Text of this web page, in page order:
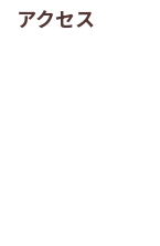
アクセス